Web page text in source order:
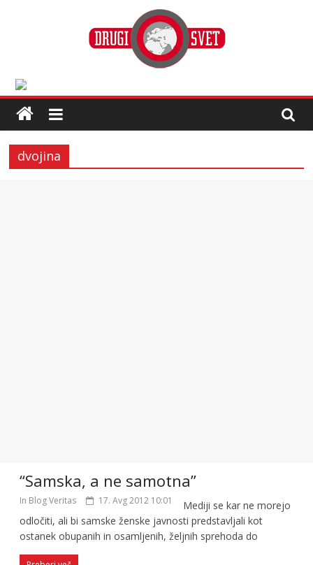
dvojina
“Samska, a ne samotna”
In Blog Veritas 17. Avg 2012 10:01
Mediji se kar ne morejo
odločiti, ali bi samske ženske javnosti predstavljali kot
ostanek obupanih in osamljenih, željnih sprehoda do